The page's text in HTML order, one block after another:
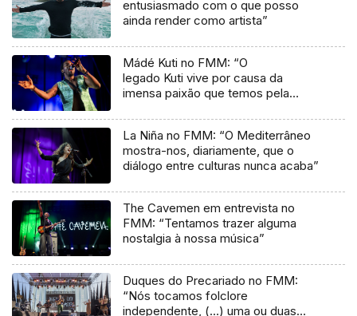
entusiasmado com o que posso
ainda render como artista”
Mádé Kuti no FMM: “O
legado Kuti vive por causa da
imensa paixão que temos pela
La Niña no FMM: “O Mediterrâneo
mostra-nos, diariamente, que o
diálogo entre culturas nunca acaba”
The Cavemen em entrevista no
FMM: “Tentamos trazer alguma
nostalgia à nossa música”
Duques do Precariado no FMM:
“Nós tocamos folclore
independente, (…) uma ou duas